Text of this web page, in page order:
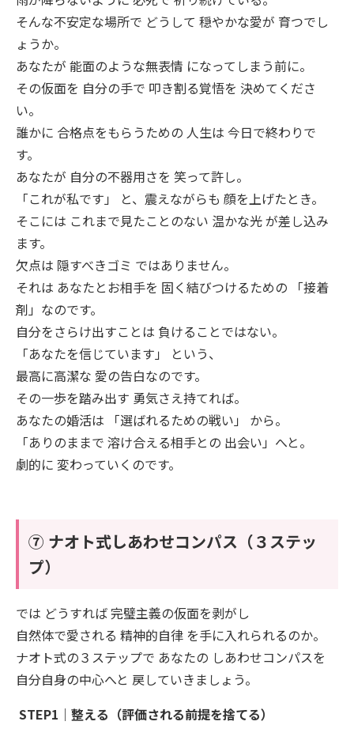
そんな不安定な場所で どうして 穏やかな愛が 育つでし
ょうか。
あなたが 能面のような無表情 になってしまう前に。
その仮面を 自分の手で 叩き割る覚悟を 決めてくださ
い。
誰かに 合格点をもらうための 人生は 今日で終わりで
す。
あなたが 自分の不器用さを 笑って許し。
「これが私です」 と、震えながらも 顔を上げたとき。
そこには これまで見たことのない 温かな光 が差し込み
ます。
欠点は 隠すべきゴミ ではありません。
それは あなたとお相手を 固く結びつけるための 「接着
剤」なのです。
自分をさらけ出すことは 負けることではない。
「あなたを信じています」 という、
最高に高潔な 愛の告白なのです。
その一歩を踏み出す 勇気さえ持てれば。
あなたの婚活は 「選ばれるための戦い」 から。
「ありのままで 溶け合える相手との 出会い」へと。
劇的に 変わっていくのです。
⑦ ナオト式しあわせコンパス（３ステッ
プ）
では どうすれば 完璧主義の仮面を剥がし
自然体で愛される 精神的自律 を手に入れられるのか。
ナオト式の３ステップで あなたの しあわせコンパスを
自分自身の中心へと 戻していきましょう。
STEP1｜整える（評価される前提を捨てる）